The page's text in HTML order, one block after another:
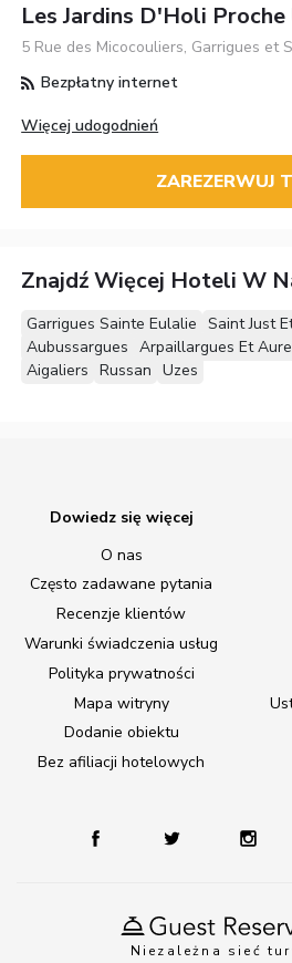
Les Jardins D'Holi Proche
5 Rue des Micocouliers, Garrigues et
Bezpłatny internet
Więcej udogodnień
ZAREZERWUJ
Znajdź Więcej Hoteli W
Garrigues Sainte Eulalie Saint Just
Aubussargues Arpaillargues Et
Aigaliers Russan Uzes
Niezależna sieć
Dowiedz się więcej
O nas
Często zadawane pytania
Recenzje klientów
Warunki świadczenia usług
Polityka prywatności
Mapa witryny
Dodanie obiektu
Bez afiliacji hotelowych